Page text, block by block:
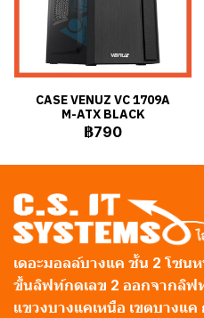
CASE VENUZ VC 1709A
M-ATX BLACK
฿790
เดอะมอลล์บางแค ชั้น 2 โซน
ขึ้นลิฟท์กดเลข 2 ออกจากลิฟ
แขวงบางแคเหนือ เขตบางแค